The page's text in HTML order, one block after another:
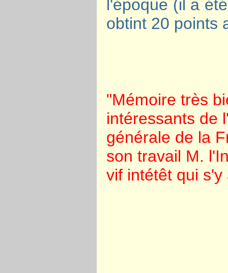
l'époque (il a
obtint 20 points
"Mémoire très
intéressants de
générale de la
son travail M.
vif intétêt qui